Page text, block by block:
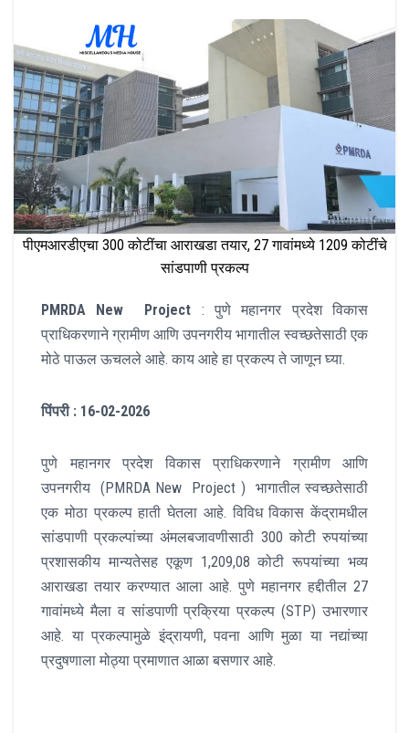
पीएमआरडीएचा 300 कोटींचा आराखडा तयार, 27 गावांमध्ये 1209 कोटींचे
सांडपाणी प्रकल्प
PMRDA New Project : पुणे महानगर प्रदेश विकास
प्राधिकरणाने ग्रामीण आणि उपनगरीय भागातील स्वच्छतेसाठी एक
मोठे पाऊल ऊचलले आहे. काय आहे हा प्रकल्प ते जाणून घ्या.
पिंपरी : 16-02-2026
पुणे महानगर प्रदेश विकास प्राधिकरणाने ग्रामीण आणि
उपनगरीय (PMRDA New Project ) भागातील स्वच्छतेसाठी
एक मोठा प्रकल्प हाती घेतला आहे. विविध विकास केंद्रामधील
सांडपाणी प्रकल्पांच्या अंमलबजावणीसाठी 300 कोटी रुपयांच्या
प्रशासकीय मान्यतेसह एकूण 1,209,08 कोटी रूपयांच्या भव्य
आराखडा तयार करण्यात आला आहे. पुणे महानगर हद्दीतील 27
गावांमध्ये मैला व सांडपाणी प्रक्रिया प्रकल्प (STP) उभारणार
आहे. या प्रकल्पामुळे इंद्रायणी, पवना आणि मुळा या नद्यांच्या
प्रदुषणाला मोठ्या प्रमाणात आळा बसणार आहे.